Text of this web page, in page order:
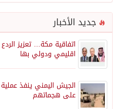
جديد الأخبار
اتفاقية مكة… تعزيز
اقليمي ودولي بها
الجيش اليمني ينفذ
على هجماتهم